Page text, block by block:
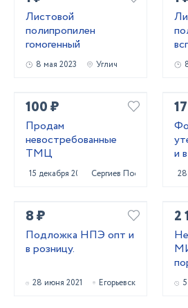
Листовой
полипропилен
гомогенный
8 мая 2023 Углич
100 ₽
Продам
невостребованные
ТМЦ
15 декабря 2020 Сергиев Посад
и
8 ₽
Подложка НПЭ опт и
в розницу.
28 июня 2021 Егорьевск
2